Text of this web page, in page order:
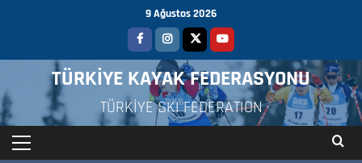
9 Ağustos 2026
TÜRKİYE KAYAK FEDERASYONU
TÜRKİYE SKI FEDERATION